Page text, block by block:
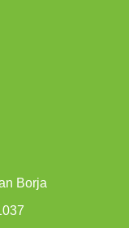
Borja